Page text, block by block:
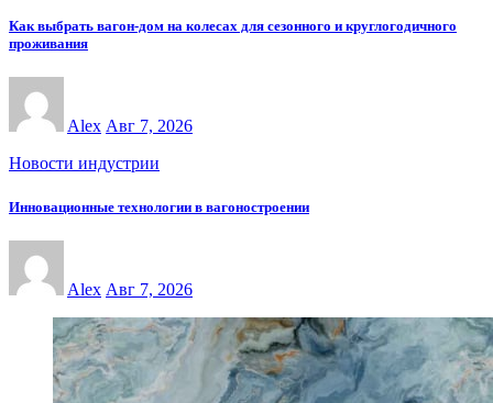
Как выбрать вагон-дом на колесах для сезонного и круглогодичного
проживания
Alex Авг 7, 2026
Новости индустрии
Инновационные технологии в вагоностроении
Alex Авг 7, 2026